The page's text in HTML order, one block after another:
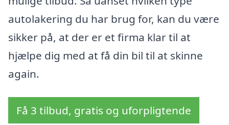
autolakering du har brug for, kan du være
sikker på, at der er et firma klar til at
hjælpe dig med at få din bil til at skinne
again.
Få 3 tilbud, gratis og uforpligtende